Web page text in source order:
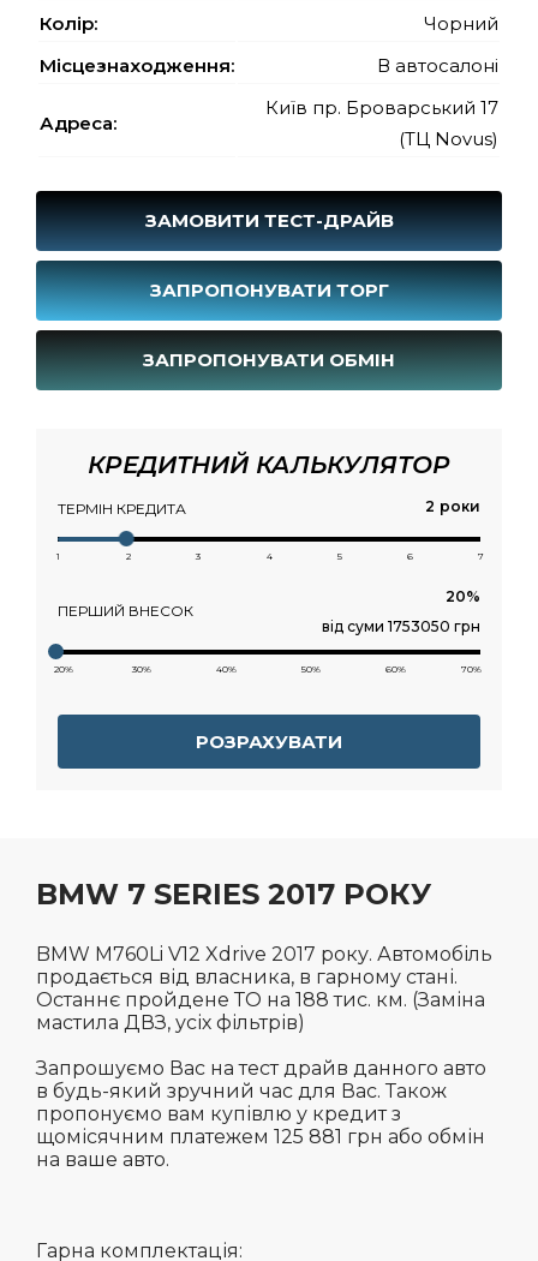
Колір:
Чорний
Місцезнаходження:
В автосалоні
Адреса:
Київ пр. Броварський 17
(ТЦ Novus)
ЗАМОВИТИ ТЕСТ-ДРАЙВ
ЗАПРОПОНУВАТИ ТОРГ
ЗАПРОПОНУВАТИ ОБМІН
КРЕДИТНИЙ КАЛЬКУЛЯТОР
ТЕРМІН КРЕДИТА роки
1 2 3 4 5 6 7
ПЕРШИЙ ВНЕСОК
від суми 1753050 грн
20% 30% 40% 50% 60% 70%
РОЗРАХУВАТИ
BMW 7 SERIES 2017 РОКУ
BMW M760Li V12 Xdrive 2017 року. Автомобіль
продається від власника, в гарному стані.
Останнє пройдене ТО на 188 тис. км. (Заміна
мастила ДВЗ, усіх фільтрів)
Запрошуємо Вас на тест драйв данного авто
в будь-який зручний час для Вас. Також
пропонуємо вам купівлю у кредит з
щомісячним платежем 125 881 грн або обмін
на ваше авто.
Гарна комплектація: